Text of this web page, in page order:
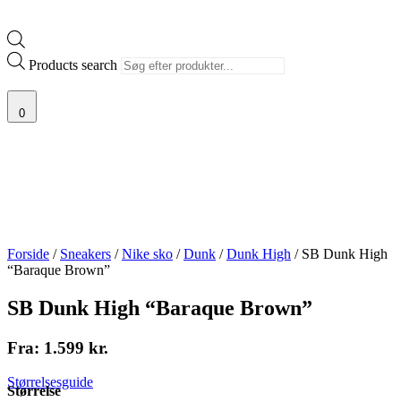
Products search
0
Forside / Sneakers /Nike sko /Dunk /Dunk High / SB Dunk High
“Baraque Brown”
SB Dunk High “Baraque Brown”
Fra: 1.599 kr.
Størrelsesguide
Størrelse